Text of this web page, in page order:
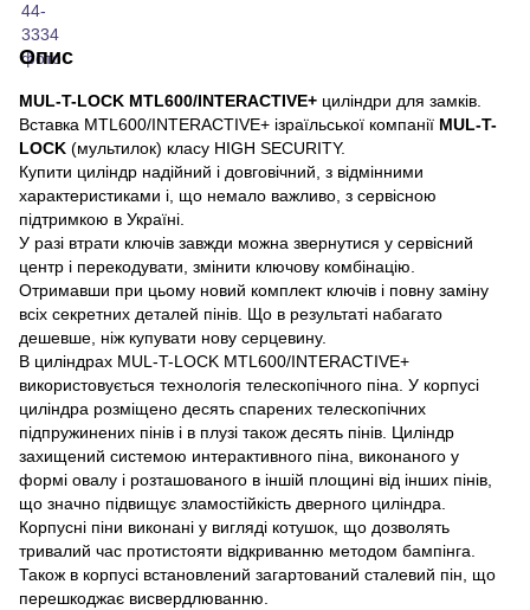
Опис
MUL-T-LOCK MTL600/INTERACTIVE+ циліндри для замків.
Вставка MTL600/INTERACTIVE+ ізраїльської компанії MUL-T-
LOCK (мультилок) класу HIGH SECURITY.
Купити циліндр надійний і довговічний, з відмінними
характеристиками і, що немало важливо, з сервісною
підтримкою в Україні.
У разі втрати ключів завжди можна звернутися у сервісний
центр і перекодувати, змінити ключову комбінацію.
Отримавши при цьому новий комплект ключів і повну заміну
всіх секретних деталей пінів. Що в результаті набагато
дешевше, ніж купувати нову серцевину.
В циліндрах MUL-T-LOCK MTL600/INTERACTIVE+
використовується технологія телескопічного піна. У корпусі
циліндра розміщено десять спарених телескопічних
підпружинених пінів і в плузі також десять пінів. Циліндр
захищений системою интерактивного піна, виконаного у
формі овалу і розташованого в іншій площині від інших пінів,
що значно підвищує зламостійкість дверного циліндра.
Корпусні піни виконані у вигляді котушок, що дозволять
тривалий час протистояти відкриванню методом бампінга.
Також в корпусі встановлений загартований сталевий пін, що
перешкоджає висвердлюванню.